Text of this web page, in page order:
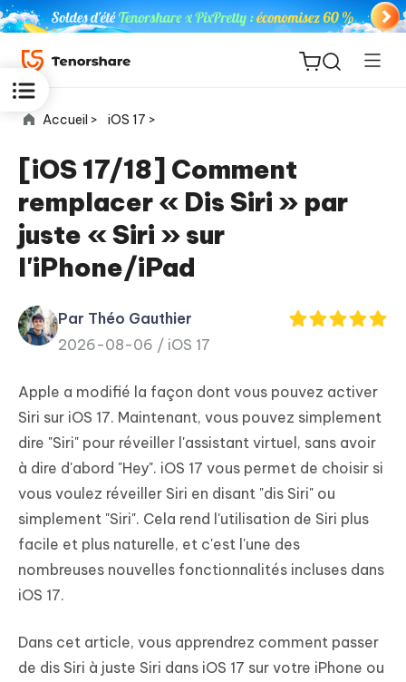
ReiBoot
for iOS
PDF
Editor
New
iAnyGo
Accueil > iOS 17 >
[iOS 17/18] Comment
remplacer « Dis Siri » par
juste « Siri » sur
l'iPhone/iPad
Par Théo Gauthier
2026-08-06 / iOS 17
Apple a modifié la façon dont vous pouvez activer
Siri sur iOS 17. Maintenant, vous pouvez simplement
dire "Siri" pour réveiller l'assistant virtuel, sans avoir
à dire d'abord "Hey". iOS 17 vous permet de choisir si
vous voulez réveiller Siri en disant "dis Siri" ou
simplement "Siri". Cela rend l'utilisation de Siri plus
facile et plus naturelle, et c'est l'une des
nombreuses nouvelles fonctionnalités incluses dans
iOS 17.
Dans cet article, vous apprendrez comment passer
de dis Siri à juste Siri dans iOS 17 sur votre iPhone ou